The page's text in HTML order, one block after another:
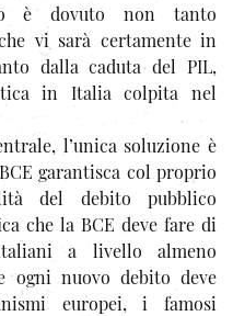
è dovuto non tanto
vi sarà certamente in
dalla caduta del PIL,
in Italia colpita nel
l’unica soluzione è
garantisca col proprio
del debito pubblico
che la BCE deve fare di
a livello almeno
ogni nuovo debito deve
europei, i famosi